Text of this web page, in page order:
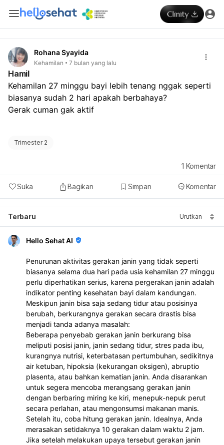
Rohana Syayida
Kehamilan 7 bulan yang lalu
Hamil
Kehamilan 27 minggu bayi lebih tenang nggak seperti
biasanya sudah 2 hari apakah berbahaya?
Gerak cuman gak aktif
Trimester 2
Suka Bagikan Simpan Komentar
1 Komentar
Terbaru Urutkan
Hello Sehat AI
Penurunan aktivitas gerakan janin yang tidak seperti
biasanya selama dua hari pada usia kehamilan 27 minggu
perlu diperhatikan serius, karena pergerakan janin adalah
indikator penting kesehatan bayi dalam kandungan.
Meskipun janin bisa saja sedang tidur atau posisinya
berubah, berkurangnya gerakan secara drastis bisa
menjadi tanda adanya masalah:
Beberapa penyebab gerakan janin berkurang bisa
meliputi posisi janin, janin sedang tidur, stres pada ibu,
kurangnya nutrisi, keterbatasan pertumbuhan, sedikitnya
air ketuban, hipoksia (kekurangan oksigen), abruptio
plasenta, atau bahkan kematian janin. Anda disarankan
untuk segera mencoba merangsang gerakan janin
dengan berbaring miring ke kiri, menepuk-nepuk perut
secara perlahan, atau mengonsumsi makanan manis.
Setelah itu, coba hitung gerakan janin. Idealnya, Anda
merasakan setidaknya 10 gerakan dalam waktu 2 jam.
Jika setelah melakukan upaya tersebut gerakan janin